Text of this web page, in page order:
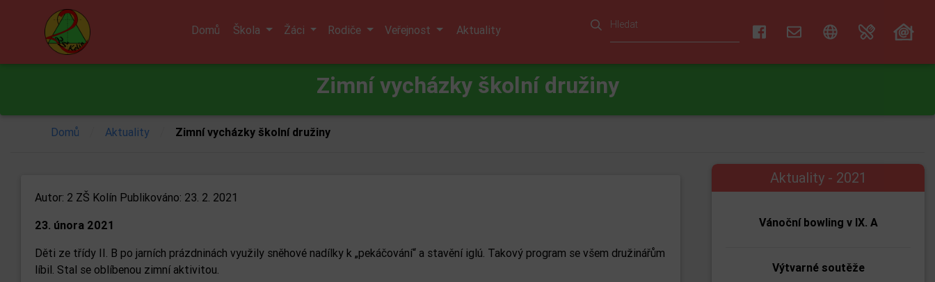
Domů Škola Žáci Rodiče Veřejnost Aktuality
Zimní vycházky školní družiny
Domů Aktuality Zimní vycházky školní družiny
Autor: 2 ZŠ Kolín Publikováno: 23. 2. 2021
23. února 2021
Děti ze třídy II. B po jarních prázdninách využily sněhové nadílky k „pekáčování“ a stavění iglú. Takový program se všem družinářům
líbil. Stal se oblíbenou zimní aktivitou.
Aktuality - 2021
Vánoční bowling v IX. A
Výtvarné soutěže